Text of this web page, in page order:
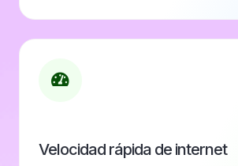
Velocidad rápida de internet